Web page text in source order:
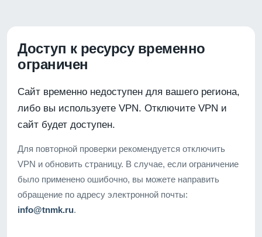
Доступ к ресурсу временно
ограничен
Сайт временно недоступен для вашего региона,
либо вы используете VPN. Отключите VPN и
сайт будет доступен.
Для повторной проверки рекомендуется отключить
VPN и обновить страницу. В случае, если ограничение
было применено ошибочно, вы можете направить
обращение по адресу электронной почты:
info@tnmk.ru.